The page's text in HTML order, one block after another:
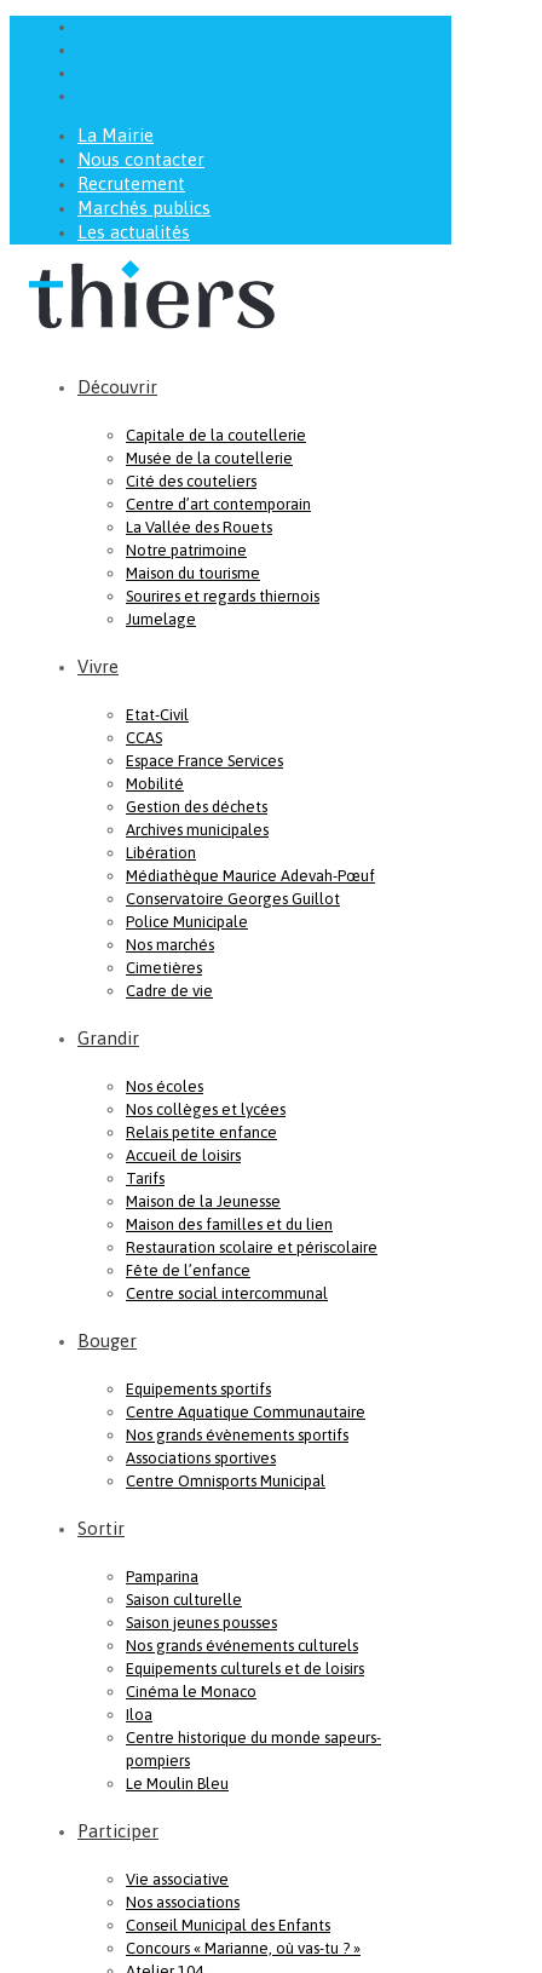
La Mairie
Nous contacter
Recrutement
Marchés publics
Les actualités
Découvrir
Capitale de la coutellerie
Musée de la coutellerie
Cité des couteliers
Centre d’art contemporain
La Vallée des Rouets
Notre patrimoine
Maison du tourisme
Sourires et regards thiernois
Jumelage
Vivre
Etat-Civil
CCAS
Espace France Services
Mobilité
Gestion des déchets
Archives municipales
Libération
Médiathèque Maurice Adevah-Pœuf
Conservatoire Georges Guillot
Police Municipale
Nos marchés
Cimetières
Cadre de vie
Grandir
Nos écoles
Nos collèges et lycées
Relais petite enfance
Accueil de loisirs
Tarifs
Maison de la Jeunesse
Maison des familles et du lien
Restauration scolaire et périscolaire
Fête de l’enfance
Centre social intercommunal
Bouger
Equipements sportifs
Centre Aquatique Communautaire
Nos grands évènements sportifs
Associations sportives
Centre Omnisports Municipal
Sortir
Pamparina
Saison culturelle
Saison jeunes pousses
Nos grands événements culturels
Equipements culturels et de loisirs
Cinéma le Monaco
Iloa
Centre historique du monde sapeurs-
pompiers
Le Moulin Bleu
Participer
Vie associative
Nos associations
Conseil Municipal des Enfants
Concours « Marianne, où vas-tu ? »